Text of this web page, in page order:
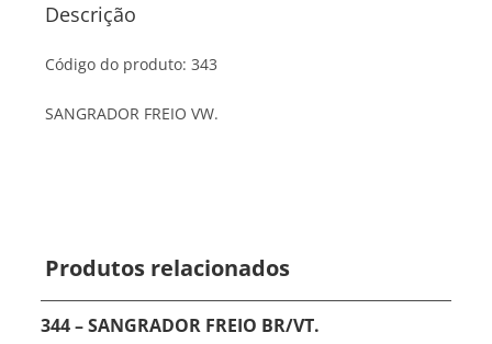
Descrição
Código do produto: 343
SANGRADOR FREIO VW.
Produtos relacionados
344 – SANGRADOR FREIO BR/VT.